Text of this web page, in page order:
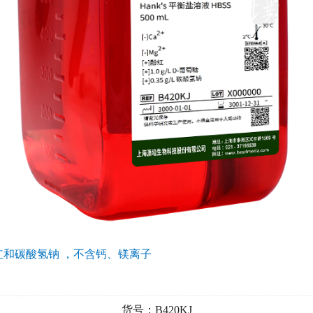
氢钠 ，不含钙、镁离子和酚红
货号：B430KJ